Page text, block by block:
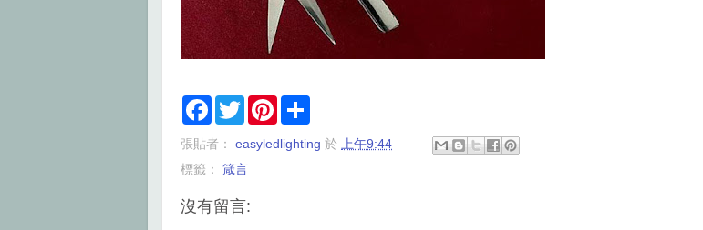
F
e
o
k
T
w
t
e
P
t
r
張貼者： easyledlighting 於 上午9:44
標籤： 箴言
沒有留言: